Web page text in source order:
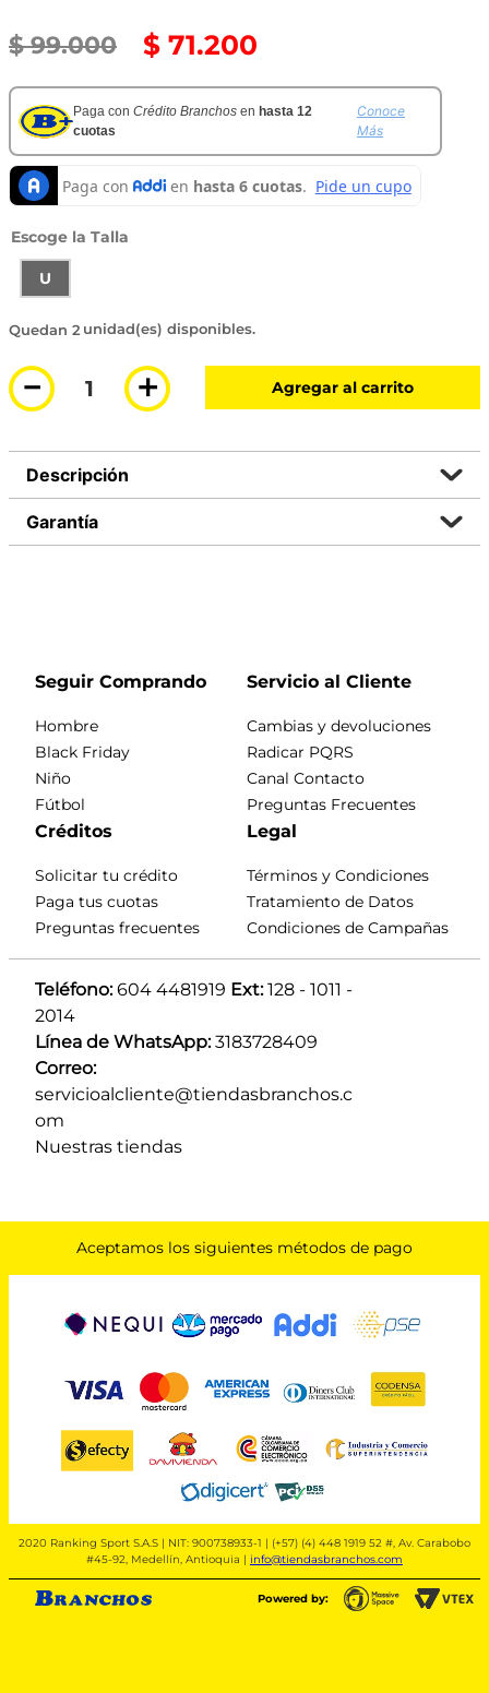
$ 99.000 $ 71.200
Paga con Crédito Branchos en hasta 12
cuotas
Conoce
Más
Talla
U
2 disponibles
＋
－ Agregar al carrito
Descripción
Garantía
Seguir Comprando
Hombre
Black Friday
Niño
Fútbol
Servicio al Cliente
Cambias y devoluciones
Radicar PQRS
Canal Contacto
Preguntas Frecuentes
Créditos
Solicitar tu crédito
Paga tus cuotas
Preguntas frecuentes
Legal
Términos y Condiciones
Tratamiento de Datos
Condiciones de Campañas
Teléfono: 604 4481919 Ext: 128 - 1011 -
2014
Línea de WhatsApp: 3183728409
Correo:
servicioalcliente@tiendasbranchos.c
om
Nuestras tiendas
Aceptamos los siguientes métodos de pago
2020 Ranking Sport S.A.S | NIT: 900738933-1 | (+57) (4) 448 1919 52 #, Av. Carabobo
#45-92, Medellín, Antioquia | info@tiendasbranchos.com
Powered by: